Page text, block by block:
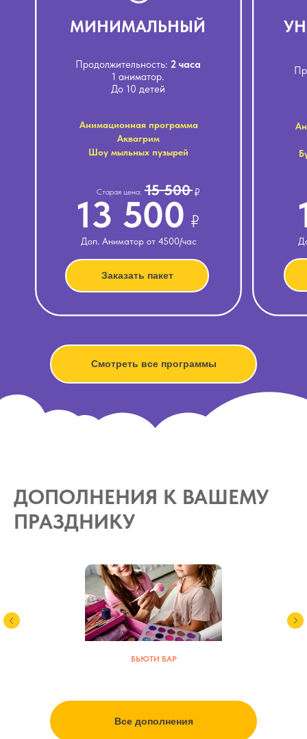
15 500 ₽
Старая цена:
13 500
Продолжительность: 2 часа
1 аниматор.
До 10 детей
₽
Заказать пакет
Анимационная программа
Аквагрим
Шоу мыльных пузырей
МИНИМАЛЬНЫЙ
Доп. Аниматор от 4500/час
Смотреть все программы
ДОПОЛНЕНИЯ К ВАШЕМУ
ПРАЗДНИКУ
БЬЮТИ БАР
Все дополнения